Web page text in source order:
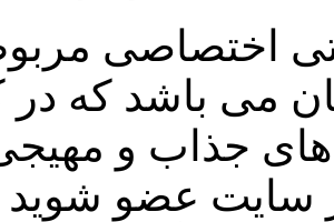
اختصاصی
می باشد که در
جذاب و
عضو شوید